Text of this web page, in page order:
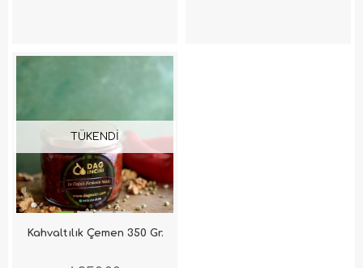
TÜKENDI
Kahvaltılık Çemen 350 Gr.